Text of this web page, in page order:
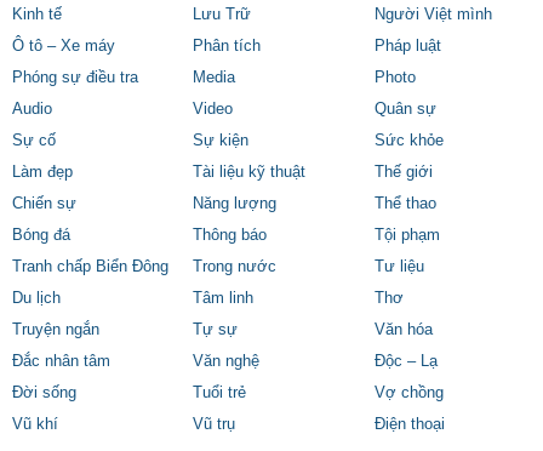
Kinh tế
Lưu Trữ
Người Việt mình
Ô tô – Xe máy
Phân tích
Pháp luật
Phóng sự điều tra
Media
Photo
Audio
Video
Quân sự
Sự cố
Sự kiện
Sức khỏe
Làm đẹp
Tài liệu kỹ thuật
Thế giới
Chiến sự
Năng lượng
Thể thao
Bóng đá
Thông báo
Tội phạm
Tranh chấp Biển Đông
Trong nước
Tư liệu
Du lịch
Tâm linh
Thơ
Truyện ngắn
Tự sự
Văn hóa
Đắc nhân tâm
Văn nghệ
Độc – Lạ
Đời sống
Tuổi trẻ
Vợ chồng
Vũ khí
Vũ trụ Điện thoại